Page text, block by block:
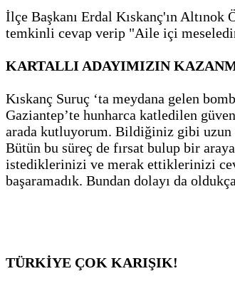
İlçe Başkanı Erdal Kıskanç'ın
temkinli cevap verip "Aile içi
KARTALLI ADAYIMIZIN
Kıskanç Suruç ‘ta meydana gelen
Gaziantep’te hunharca katledilen
arada kutluyorum. Bildiğiniz gibi uzun
Bütün bu süreç de fırsat bulup bir
istediklerinizi ve merak ettiklerinizi
başaramadık. Bundan dolayı da
TÜRKİYE ÇOK KARIŞIK!